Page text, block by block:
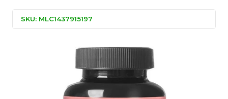
SKU: MLC1437915197